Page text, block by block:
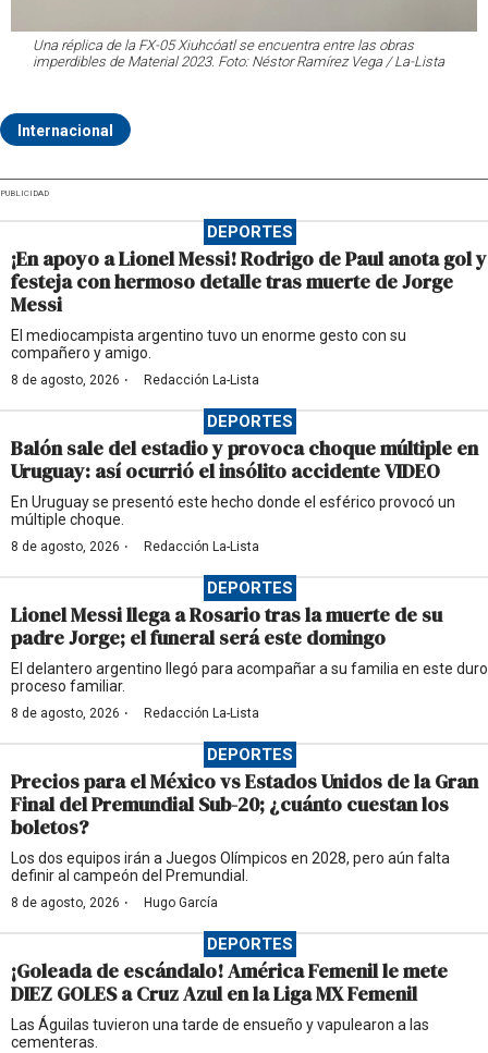
Una réplica de la FX-05 Xiuhcóatl se encuentra entre las obras
imperdibles de Material 2023. Foto: Néstor Ramírez Vega / La-Lista
Internacional
PUBLICIDAD
DEPORTES
¡En apoyo a Lionel Messi! Rodrigo de Paul anota gol y
festeja con hermoso detalle tras muerte de Jorge
Messi
El mediocampista argentino tuvo un enorme gesto con su
compañero y amigo.
8 de agosto, 2026 · Redacción La-Lista
DEPORTES
Balón sale del estadio y provoca choque múltiple en
Uruguay: así ocurrió el insólito accidente VIDEO
En Uruguay se presentó este hecho donde el esférico provocó un
múltiple choque.
8 de agosto, 2026 · Redacción La-Lista
DEPORTES
Lionel Messi llega a Rosario tras la muerte de su
padre Jorge; el funeral será este domingo
El delantero argentino llegó para acompañar a su familia en este duro
proceso familiar.
8 de agosto, 2026 · Redacción La-Lista
DEPORTES
Precios para el México vs Estados Unidos de la Gran
Final del Premundial Sub-20; ¿cuánto cuestan los
boletos?
Los dos equipos irán a Juegos Olímpicos en 2028, pero aún falta
definir al campeón del Premundial.
8 de agosto, 2026 · Hugo García
DEPORTES
¡Goleada de escándalo! América Femenil le mete
DIEZ GOLES a Cruz Azul en la Liga MX Femenil
Las Águilas tuvieron una tarde de ensueño y vapulearon a las
cementeras.